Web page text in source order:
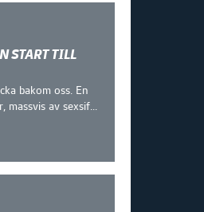
START TILL
bakom oss. En
massvis av sexsif...